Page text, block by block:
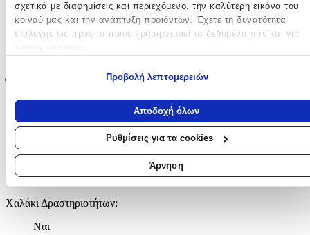
σχετικά με διαφημίσεις και περιεχόμενο, την καλύτερη εικόνα του
κοινού μας και την ανάπτυξη προϊόντων. Έχετε τη δυνατότητα
επιλογής ως προς το ποιος χρησιμοποιεί τα δεδομένα σας και για
Εάν μας επιτρέπετε, θα θέλαμε επίσης:
τοποθεσία, οι οποίες μπορεί να είναι ακριβείς σε απόσταση
Να αναγνωρίσουμε τη συσκευή σας σαρώνοντας ενεργά για
συγκεκριμένα χαρακτηριστικά (δακτυλικό αποτύπωμα)
Μάθετε περισσότερα σχετικά με τον τρόπο επεξεργασίας των
προσωπικών σας δεδομένων και καθορίστε τις προτιμήσεις σας
ενότητα “Λεπτομέρειες”. Μπορείτε να αλλάξετε ή να
τη συγκατάθεσή σας ανά πάσα στιγμή από τη Δήλωση Cookies.
Χρησιμοποιούμε cookies ώστε η τοποθεσία μας να λειτουργεί
Προβολή λεπτομερειών
Αποδοχή όλων
Ρυθμίσεις για τα cookies
Άρνηση
Πολύχρωμο
Σχέδιο:
Αυτοκινητόδρομος
Έξτρα Χαρακτηριστικά
Ανάγλυφο:
Όχι
Χαλάκι Δραστηριοτήτων:
Ναι